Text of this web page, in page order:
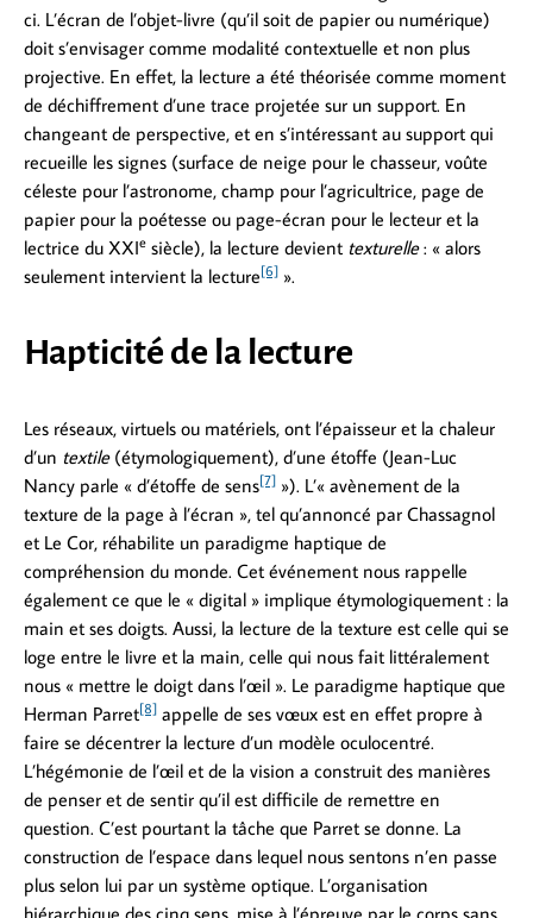
ci. L’écran de l’objet-livre (qu’il soit de papier ou numérique)
doit s’envisager comme modalité contextuelle et non plus
projective. En effet, la lecture a été théorisée comme moment
de déchiffrement d’une trace projetée sur un support. En
changeant de perspective, et en s’intéressant au support qui
recueille les signes (surface de neige pour le chasseur, voûte
céleste pour l’astronome, champ pour l’agricultrice, page de
papier pour la poétesse ou page-écran pour le lecteur et la
lectrice du XXIe siècle), la lecture devient texturelle: « alors
seulement intervient la lecture[6] ».
Hapticité de la lecture
Les réseaux, virtuels ou matériels, ont l’épaisseur et la chaleur
d’un textile (étymologiquement), d’une étoffe (Jean-Luc
Nancy parle « d’étoffe de sens[7] »). L’« avènement de la
texture de la page à l’écran », tel qu’annoncé par Chassagnol
et Le Cor, réhabilite un paradigme haptique de
compréhension du monde. Cet événement nous rappelle
également ce que le « digital » implique étymologiquement : la
main et ses doigts. Aussi, la lecture de la texture est celle qui se
loge entre le livre et la main, celle qui nous fait littéralement
nous « mettre le doigt dans l’œil ». Le paradigme haptique que
Herman Parret[8] appelle de ses vœux est en effet propre à
faire se décentrer la lecture d’un modèle oculocentré.
L’hégémonie de l’œil et de la vision a construit des manières
de penser et de sentir qu’il est difficile de remettre en
question. C’est pourtant la tâche que Parret se donne. La
construction de l’espace dans lequel nous sentons n’en passe
plus selon lui par un système optique. L’organisation
hiérarchique des cinq sens, mise à l’épreuve par le corps sans